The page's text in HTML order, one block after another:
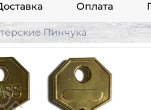
Оплата
Пинчука